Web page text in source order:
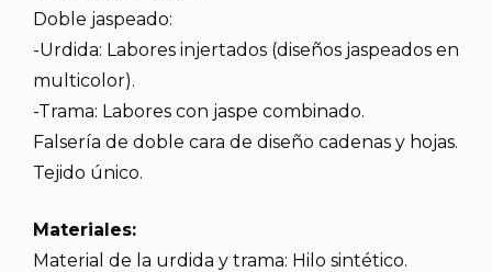
Doble jaspeado:
-Urdida: Labores injertados (diseños jaspeados en
multicolor).
-Trama: Labores con jaspe combinado.
Falsería de doble cara de diseño cadenas y hojas.
Tejido único.
Materiales:
Material de la urdida y trama: Hilo sintético.